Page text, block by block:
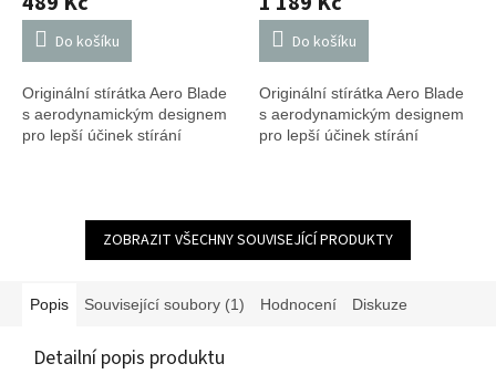
Do košíku
Originální stírátka Aero Blade
s aerodynamickým designem
pro lepší účinek stírání
Do košíku
Originální stírátka Aero Blade
s aerodynamickým designem
pro lepší účinek stírání
ZOBRAZIT VŠECHNY SOUVISEJÍCÍ PRODUKTY
Popis Související soubory (1) Hodnocení Diskuze
Detailní popis produktu